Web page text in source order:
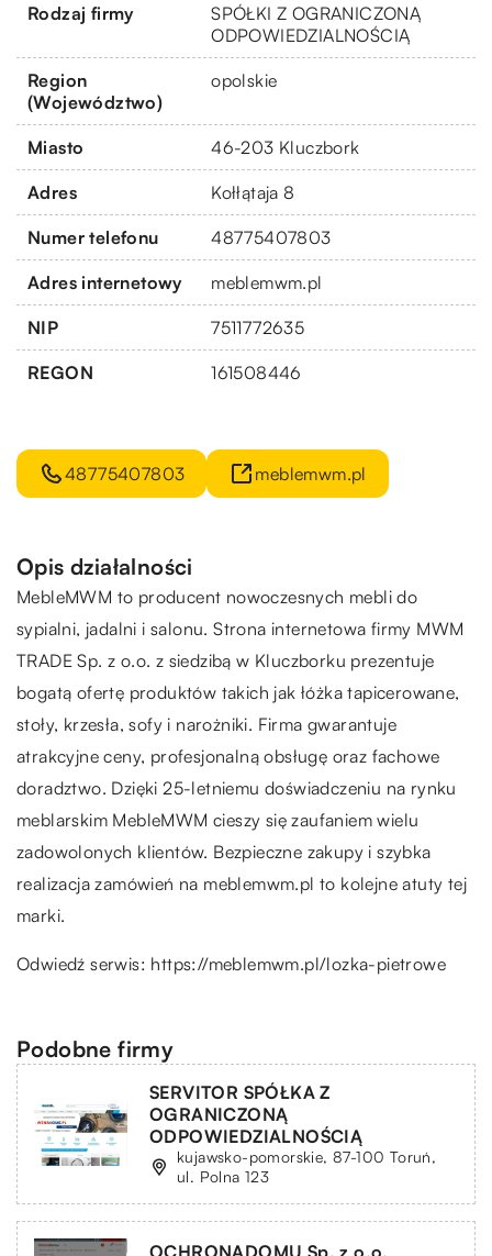
Rodzaj firmy
SPÓŁKI Z OGRANICZONĄ
ODPOWIEDZIALNOŚCIĄ
Region
(Województwo)
opolskie
Miasto 46-203 Kluczbork
Adres Kołłątaja 8
Numer telefonu 48775407803
Adres internetowy meblemwm.pl
NIP 7511772635
REGON 161508446
48775407803 meblemwm.pl
Opis działalności
MebleMWM to producent nowoczesnych mebli do
sypialni, jadalni i salonu. Strona internetowa firmy MWM
TRADE Sp. z o.o. z siedzibą w Kluczborku prezentuje
bogatą ofertę produktów takich jak łóżka tapicerowane,
stoły, krzesła, sofy i narożniki. Firma gwarantuje
atrakcyjne ceny, profesjonalną obsługę oraz fachowe
doradztwo. Dzięki 25-letniemu doświadczeniu na rynku
meblarskim MebleMWM cieszy się zaufaniem wielu
zadowolonych klientów. Bezpieczne zakupy i szybka
realizacja zamówień na meblemwm.pl to kolejne atuty tej
marki.
Odwiedź serwis: https://meblemwm.pl/lozka-pietrowe
Podobne firmy
SERVITOR SPÓŁKA Z
OGRANICZONĄ
ODPOWIEDZIALNOŚCIĄ
kujawsko-pomorskie, 87-100 Toruń,
ul. Polna 123
OCHRONADOMU Sp. z o.o.